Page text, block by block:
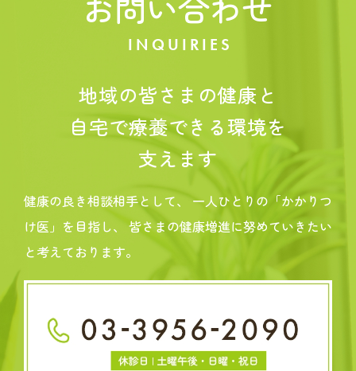
INQUIRIES
地域の皆さまの健康と
自宅で療養できる環境を
支えます
健康の良き相談相手として、 一人ひとりの「かかりつ
け医」を目指し、皆さまの健康増進に努めていきたい
と考えております。